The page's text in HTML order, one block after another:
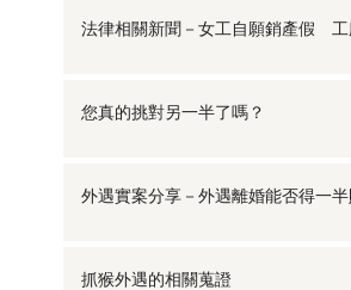
法律相關新聞－女工自願銷產假 工
您真的挑對另一半了嗎？
外遇實案分享－外遇離婚能否得一半
抓猴外遇的相關蒐證